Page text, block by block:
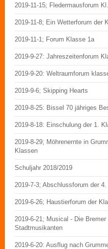
2019-11-15; Fledermausforum
2019-11-8; Ein Wetterforum der
2019-11-1; Forum Klasse 1a
2019-9-27: Jahreszeitenforum
2019-9-20: Weltraumforum
2019-9-6; Skipping Hearts
2019-8-25: Bissel 70 jähriges
2019-8-18: Einschulung der 1.
2019-8-29; Möhrenernte in
Klassen
Schuljahr 2018/2019
2019-7-3; Abschlussforum der
2019-6-26; Haustierforum der
2019-6-21; Musical - Die Bremer
Stadtmusikanten
2019-6-20: Ausflug nach